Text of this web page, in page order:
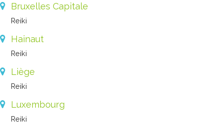
Bruxelles Capitale
Reiki
Hainaut
Reiki
Liège
Reiki
Luxembourg
Reiki